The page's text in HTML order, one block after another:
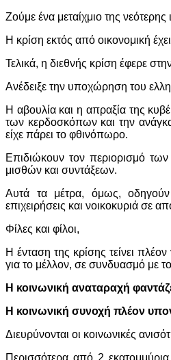
Ζούμε ένα μεταίχμιο της νεότερης
Η κρίση εκτός από οικονομική
Τελικά, η διεθνής κρίση έφερε
Ανέδειξε την υποχώρηση του
Η αβουλία και η απραξία της
των κερδοσκόπων και την
είχε πάρει το φθινόπωρο.
Επιδιώκουν τον περιορισμό
μισθών και συντάξεων.
Αυτά τα μέτρα, όμως,
επιχειρήσεις και νοικοκυριά σε
Φίλες και φίλοι,
Η ένταση της κρίσης τείνει
για το μέλλον, σε συνδυασμό με το
Η κοινωνική αναταραχή
Η κοινωνική συνοχή πλέον
Διευρύνονται οι κοινωνικές
Περισσότερα από 2